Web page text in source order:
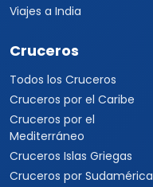
Viajes a India
Cruceros
Todos los Cruceros
Cruceros por el Caribe
Cruceros por el
Mediterráneo
Cruceros Islas Griegas
Cruceros por Sudamérica